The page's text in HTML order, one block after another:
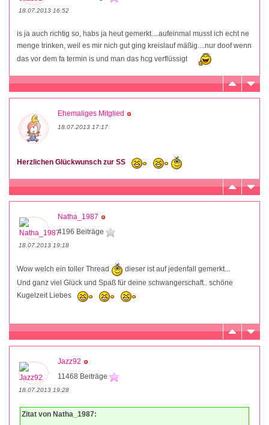
18.07.2013 16:52
is ja auch richtig so, habs ja heut gemerkt....aufeinmal musst ich echt ne
menge trinken, weil es mir nich gut ging kreislauf mäßig....nur doof wenn
das vor dem fa termin is und man das hcg verflüssigt
Ehemaliges Mitglied
18.07.2013 17:17
Herzlichen Glückwunsch zur SS
Natha_1987
4196 Beiträge
18.07.2013 19:18
Wow welch ein toller Thread
dieser ist auf jedenfall gemerkt...
Und ganz viel Glück und Spaß für deine schwangerschaft.. schöne
Kugelzeit Liebes
Jazz92
11468 Beiträge
18.07.2013 19:28
Zitat von Natha_1987: